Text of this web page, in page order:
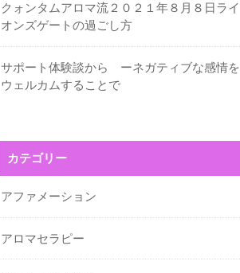
クォンタムアロマ流２０２１年８月８日ライ
オンズゲートの過ごし方
サポート体験談から ーネガティブな感情を
ウェルカムすることで
カテゴリー
アファメーション
アロマセラピー